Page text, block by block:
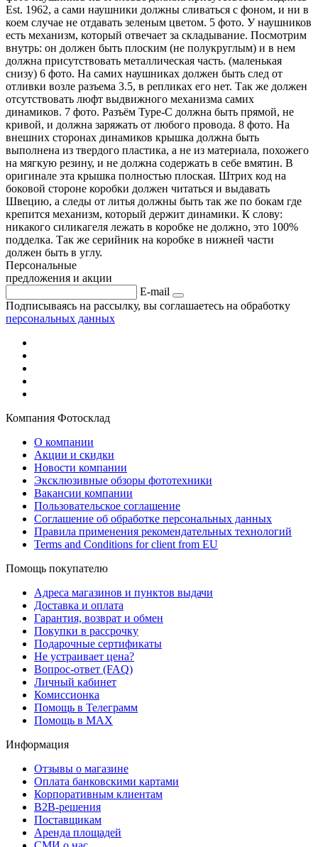
Est. 1962, а сами наушники должны сливаться с фоном, и ни в
коем случае не отдавать зеленым цветом. 5 фото. У наушников
есть механизм, который отвечает за складывание. Посмотрим
внутрь: он должен быть плоским (не полукруглым) и в нем
должна присутствовать металлическая часть. (маленькая
снизу) 6 фото. На самих наушниках должен быть след от
отливки возле разъема 3.5, в репликах его нет. Так же должен
отсутствовать люфт выдвижного механизма самих
динамиков. 7 фото. Разъём Type-C должна быть прямой, не
кривой, и должна заряжать от любого провода. 8 фото. На
внешних сторонах динамиков крышка должна быть
выполнена из твердого пластика, а не из материала, похожего
на мягкую резину, и не должна содержать в себе вмятин. В
оригинале эта крышка полностью плоская. Штрих код на
боковой стороне коробки должен читаться и выдавать
Швецию, а следы от литья должны быть так же по бокам где
крепится механизм, который держит динамики. К слову:
никакого силикагеля лежать в коробке не должно, это 100%
подделка. Так же серийник на коробке в нижней части
должен быть в углу.
Персональные
предложения и акции
E-mail
Подписываясь на рассылку, вы соглашаетесь на обработку
персональных данных
Компания Фотосклад
О компании
Акции и скидки
Новости компании
Эксклюзивные обзоры фототехники
Вакансии компании
Пользовательское соглашение
Соглашение об обработке персональных данных
Правила применения рекомендательных технологий
Terms and Conditions for client from EU
Помощь покупателю
Адреса магазинов и пунктов выдачи
Доставка и оплата
Гарантия, возврат и обмен
Покупки в рассрочку
Подарочные сертификаты
Не устраивает цена?
Вопрос-ответ (FAQ)
Личный кабинет
Комиссионка
Помощь в Телеграмм
Помощь в MAX
Информация
Отзывы о магазине
Оплата банковскими картами
Корпоративным клиентам
B2B-решения
Поставщикам
Аренда площадей